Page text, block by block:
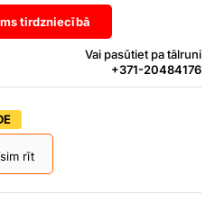
tirdzniecībā
Vai pasūtiet pa tālruni
+371-20484176
rīt